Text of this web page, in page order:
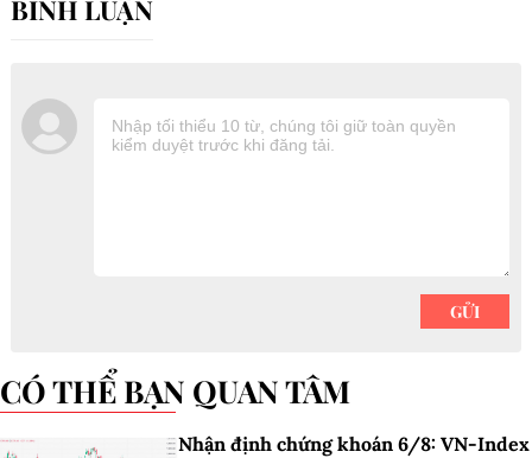
CÓ THỂ BẠN QUAN TÂM
Nhận định chứng khoán 6/8: VN-Index